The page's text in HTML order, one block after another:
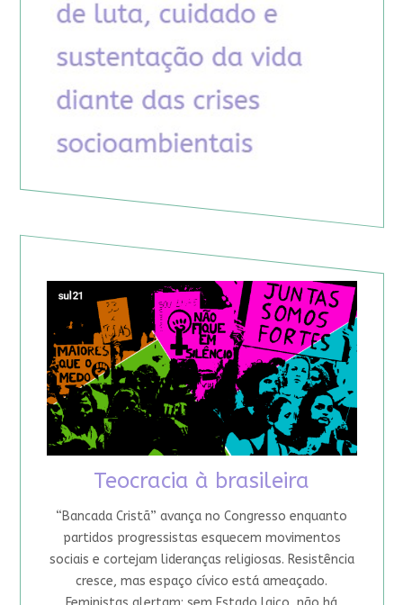
Teocracia à brasileira
“Bancada Cristã” avança no Congresso enquanto
partidos progressistas esquecem movimentos
sociais e cortejam lideranças religiosas. Resistência
cresce, mas espaço cívico está ameaçado.